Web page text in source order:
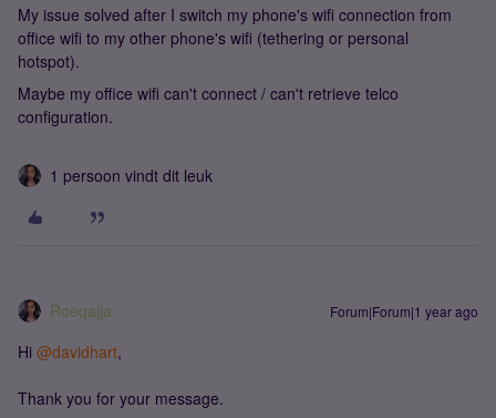
My issue solved after I switch my phone's wifi connection from
office wifi to my other phone's wifi (tethering or personal
hotspot).
Maybe my office wifi can't connect / can't retrieve telco
configuration.
1 persoon vindt dit leuk
Roeqajja Forum|Forum|1 year ago
Hi ​ @davidhart,
Thank you for your message.